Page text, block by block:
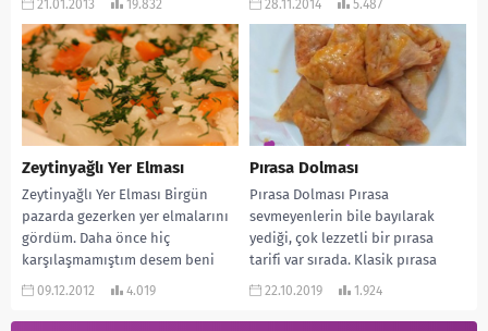
bu yemeği...
21.01.2013 19.832 28.11.2014 5.487
Zeytinyağlı Yer Elması
Zeytinyağlı Yer Elması Birgün
pazarda gezerken yer elmalarını
gördüm. Daha önce hiç
karşılaşmamıştım desem beni
ayıplamazsınız heralde. Yada
09.12.2012 4.019
Pırasa Dolması
Pırasa Dolması Pırasa
sevmeyenlerin bile bayılarak
yediği, çok lezzetli bir pırasa
tarifi var sırada. Klasik pırasa
yemeğinden farklı olarak
22.10.2019 1.924